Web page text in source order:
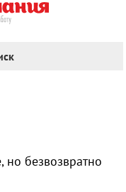
но безвозвратно